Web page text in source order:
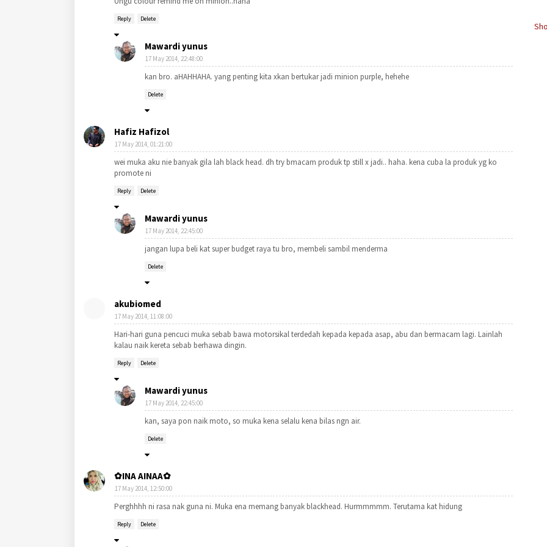
Reply Delete
Mawardi yunus
17 May 2014, 22:48:00
kan bro. aHAHHAHA. yang penting kita xkan bertukar jadi minion purple, hehehe
Delete
Hafiz Hafizol
17 May 2014, 01:21:00
wei muka aku nie banyak gila lah black head. dh try bmacam produk tp still x jadi.. haha. kena cuba la produk yg ko
promote ni
Reply Delete
Mawardi yunus
17 May 2014, 22:45:00
jangan lupa beli kat super budget raya tu bro, membeli sambil menderma
Delete
akubiomed
17 May 2014, 11:08:00
Hari-hari guna pencuci muka sebab bawa motorsikal terdedah kepada kepada asap, abu dan bermacam lagi. Lainlah
kalau naik kereta sebab berhawa dingin.
Reply Delete
Mawardi yunus
17 May 2014, 22:45:00
kan, saya pon naik moto, so muka kena selalu kena bilas ngn air.
Delete
✿INA AINAA✿
17 May 2014, 12:50:00
Perghhhh ni rasa nak guna ni. Muka ena memang banyak blackhead. Hurmmmmm. Terutama kat hidung
Reply Delete